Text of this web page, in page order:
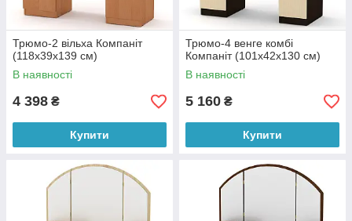
Трюмо-2 вільха Компаніт
(118х39х139 см)
В наявності
4 398 ₴
Купити
Трюмо-4 венге комбі
Компаніт (101х42х130 см)
В наявності
5 160 ₴
Купити